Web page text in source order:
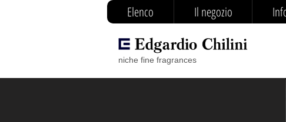
Elenco Il negozio
niche fine fragrances